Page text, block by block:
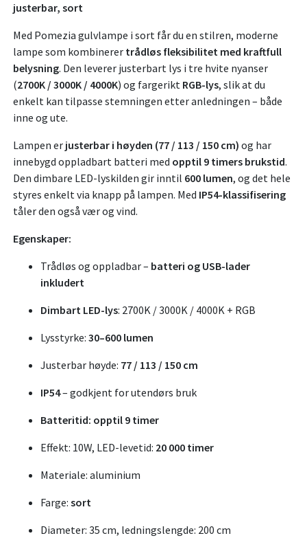
justerbar, sort
Med Pomezia gulvlampe i sort får du en stilren, moderne
lampe som kombinerer trådløs fleksibilitet med kraftfull
belysning. Den leverer justerbart lys i tre hvite nyanser
(2700K / 3000K / 4000K) og fargerikt RGB-lys, slik at du
enkelt kan tilpasse stemningen etter anledningen – både
inne og ute.
Lampen er justerbar i høyden (77 / 113 / 150 cm) og har
innebygd oppladbart batteri med opptil 9 timers brukstid.
Den dimbare LED-lyskilden gir inntil 600 lumen, og det hele
styres enkelt via knapp på lampen. Med IP54-klassifisering
tåler den også vær og vind.
Egenskaper:
Trådløs og oppladbar – batteri og USB-lader
inkludert
Dimbart LED-lys: 2700K / 3000K / 4000K + RGB
Lysstyrke: 30–600 lumen
Justerbar høyde: 77 / 113 / 150 cm
IP54– godkjent for utendørs bruk
Batteritid: opptil 9 timer
Effekt: 10W, LED-levetid: 20 000 timer
Materiale: aluminium
Farge: sort
Diameter: 35 cm, ledningslengde: 200 cm